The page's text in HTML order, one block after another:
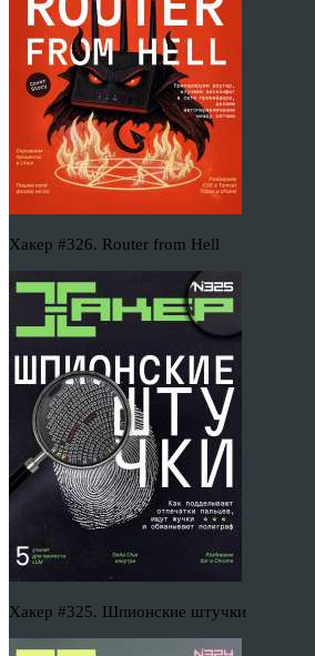
Хакер #326. Router from Hell
Хакер #325. Шпионские штучки